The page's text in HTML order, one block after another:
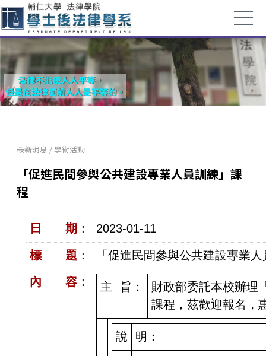
最新消息 /學術活動
「促進民間參與公共建設專業人員訓練」課
程
日 期： 2023-01-11
標 題： 「促進民間參與公共建設專業
內 容： 主 旨：
財政部委託本校辦理
課程，茲歡迎報名
說 明：